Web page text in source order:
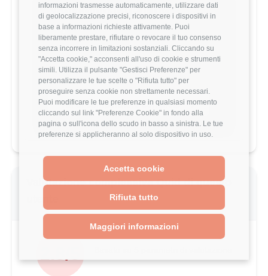
informazioni trasmesse automaticamente, utilizzare dati
di geolocalizzazione precisi, riconoscere i dispositivi in
base a informazioni richieste attivamente. Puoi
liberamente prestare, rifiutare o revocare il tuo consenso
senza incorrere in limitazioni sostanziali. Cliccando su
"Accetta cookie," acconsenti all'uso di cookie e strumenti
simili. Utilizza il pulsante "Gestisci Preferenze" per
personalizzare le tue scelte o "Rifiuta tutto" per
proseguire senza cookie non strettamente necessari.
Puoi modificare le tue preferenze in qualsiasi momento
cliccando sul link "Preferenze Cookie" in fondo alla
pagina o sull'icona dello scudo in basso a sinistra. Le tue
preferenze si applicheranno al solo dispositivo in uso.
Accetta cookie
Rifiuta tutto
Maggiori informazioni
Vuoi comparare il tuo
stipendio?
Scopri come il tuo stipendio si posiziona
rispetto al mercato con analisi
dettagliate per ruolo, esperienza e
località.
Vai al comparatore completo
Valutazione complessiva Quid di questo